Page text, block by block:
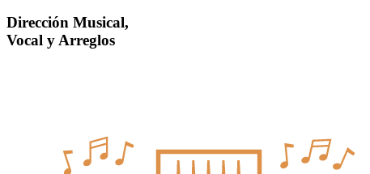
Dirección Musical,
Vocal y Arreglos